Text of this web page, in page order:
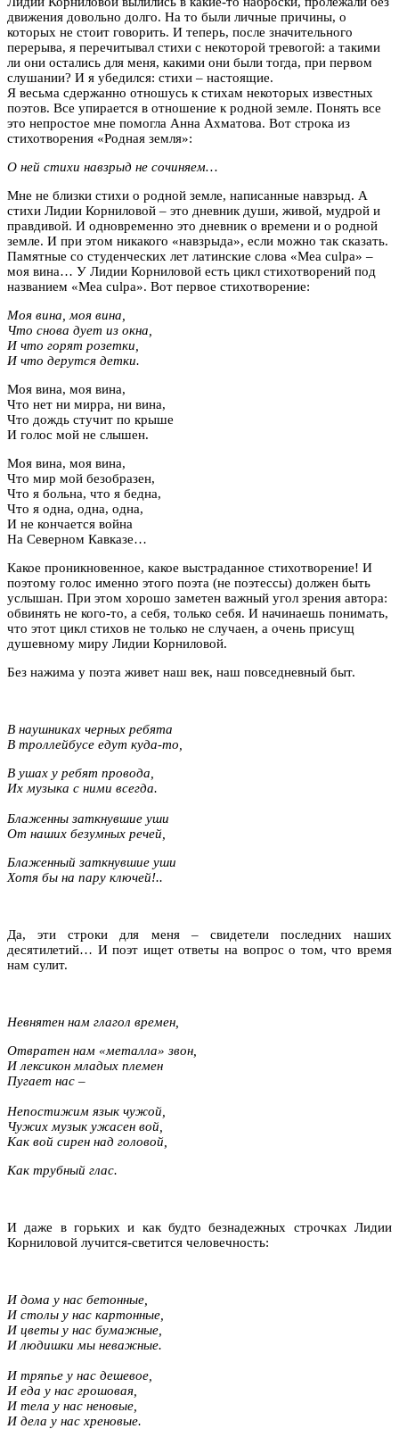
движения довольно долго. На то были личные причины, о
которых не стоит говорить. И теперь, после значительного
перерыва, я перечитывал стихи с некоторой тревогой: а такими
ли они остались для меня, какими они были тогда, при первом
слушании? И я убедился: стихи – настоящие.
Я весьма сдержанно отношусь к стихам некоторых известных
поэтов. Все упирается в отношение к родной земле. Понять все
это непростое мне помогла Анна Ахматова. Вот строка из
стихотворения «Родная земля»:
О ней стихи навзрыд не сочиняем…
Мне не близки стихи о родной земле, написанные навзрыд. А
стихи Лидии Корниловой – это дневник души, живой, мудрой и
правдивой. И одновременно это дневник о времени и о родной
земле. И при этом никакого «навзрыда», если можно так сказать.
Памятные со студенческих лет латинские слова «Mea culpa» –
моя вина… У Лидии Корниловой есть цикл стихотворений под
названием «Mea culpa». Вот первое стихотворение:
Моя вина, моя вина,
Что снова дует из окна,
И что горят розетки,
И что дерутся детки.
Моя вина, моя вина,
Что нет ни мирра, ни вина,
Что дождь стучит по крыше
И голос мой не слышен.
Моя вина, моя вина,
Что мир мой безобразен,
Что я больна, что я бедна,
Что я одна, одна, одна,
И не кончается война
На Северном Кавказе…
Какое проникновенное, какое выстраданное стихотворение! И
поэтому голос именно этого поэта (не поэтессы) должен быть
услышан. При этом хорошо заметен важный угол зрения автора:
обвинять не кого-то, а себя, только себя. И начинаешь понимать,
что этот цикл стихов не только не случаен, а очень присущ
душевному миру Лидии Корниловой.
Без нажима у поэта живет наш век, наш повседневный быт.
В наушниках черных ребята
В троллейбусе едут куда-то,
В ушах у ребят провода,
Их музыка с ними всегда.
Блаженны заткнувшие уши
От наших безумных речей,
Блаженный заткнувшие уши
Хотя бы на пару ключей!..
Да, эти строки для меня – свидетели последних наших
десятилетий… И поэт ищет ответы на вопрос о том, что время
нам сулит.
Невнятен нам глагол времен,
Отвратен нам «металла» звон,
И лексикон младых племен
Пугает нас –
Непостижим язык чужой,
Чужих музык ужасен вой,
Как вой сирен над головой,
Как трубный глас.
И даже в горьких и как будто безнадежных строчках Лидии
Корниловой лучится-светится человечность:
И дома у нас бетонные,
И столы у нас картонные,
И цветы у нас бумажные,
И людишки мы неважные.
И тряпье у нас дешевое,
И еда у нас грошовая,
И тела у нас неновые,
И дела у нас хреновые.